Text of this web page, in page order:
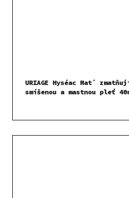
URIAGE Hyséac Mat´
smíšenou a mastnou pleť